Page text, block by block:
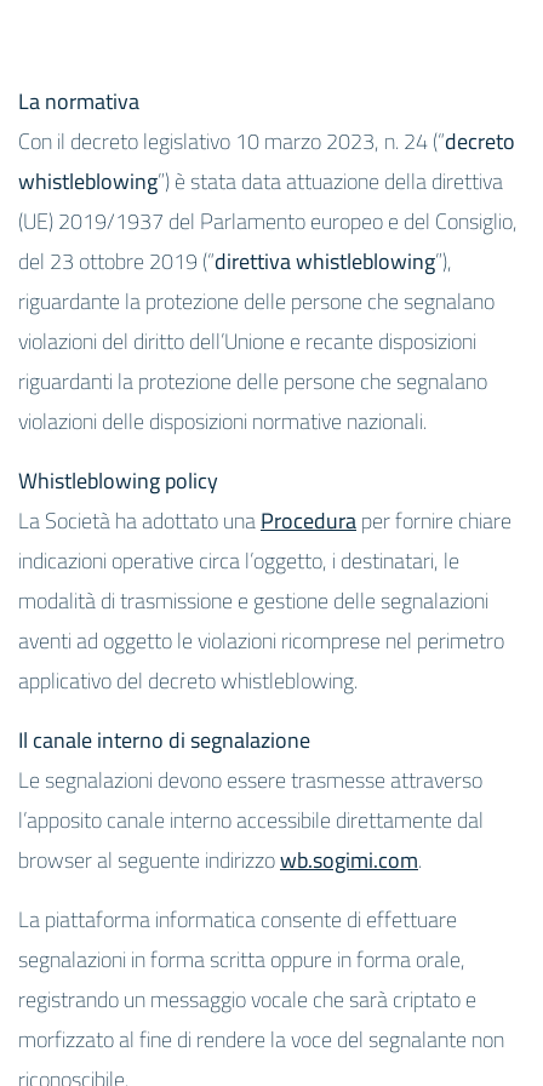
La normativa
Con il decreto legislativo 10 marzo 2023, n. 24 (“decreto
whistleblowing”) è stata data attuazione della direttiva
(UE) 2019/1937 del Parlamento europeo e del Consiglio,
del 23 ottobre 2019 (“direttiva whistleblowing”),
riguardante la protezione delle persone che segnalano
violazioni del diritto dell’Unione e recante disposizioni
riguardanti la protezione delle persone che segnalano
violazioni delle disposizioni normative nazionali.
Whistleblowing policy
La Società ha adottato unaProceduraper fornire chiare
indicazioni operative circa l’oggetto, i destinatari, le
modalità di trasmissione e gestione delle segnalazioni
aventi ad oggetto le violazioni ricomprese nel perimetro
applicativo del decreto whistleblowing.
Il canale interno di segnalazione
Le segnalazioni devono essere trasmesse attraverso
l’apposito canale interno accessibile direttamente dal
browser al seguente indirizzowb.sogimi.com.
La piattaforma informatica consente di effettuare
segnalazioni in forma scritta oppure in forma orale,
registrando un messaggio vocale che sarà criptato e
morfizzato al fine di rendere la voce del segnalante non
riconoscibile.